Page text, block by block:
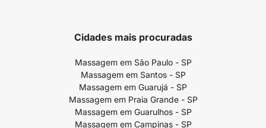
Cidades mais procuradas
Massagem em São Paulo - SP
Massagem em Santos - SP
Massagem em Guarujá - SP
Massagem em Praia Grande - SP
Massagem em Guarulhos - SP
Massagem em Campinas - SP